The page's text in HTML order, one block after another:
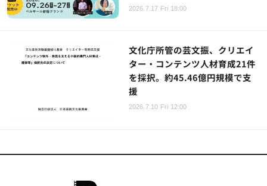
2026.7.17 Fri 18:00
文化庁所管の芸文振、クリエイ
ター・コンテンツ人材育成21件
を採択。約45.46億円規模で支
援
2026.7.10 Fri 12:00